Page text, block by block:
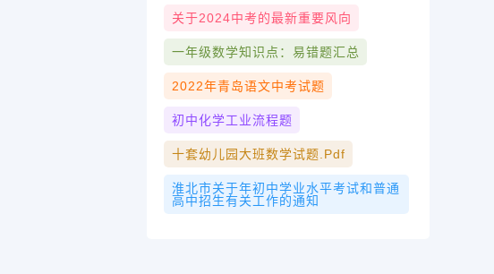
关于2024中考的最新重要风向
一年级数学知识点：易错题汇总
2022年青岛语文中考试题
初中化学工业流程题
十套幼儿园大班数学试题.pdf
淮北市关于年初中学业水平考试和普通
高中招生有关工作的通知